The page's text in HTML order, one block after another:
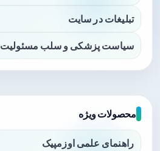
تبلیغات در سایت
سیاست پزشکی و سلب مسئولیت
محصولات ویژه
راهنمای علمی اوزمپیک